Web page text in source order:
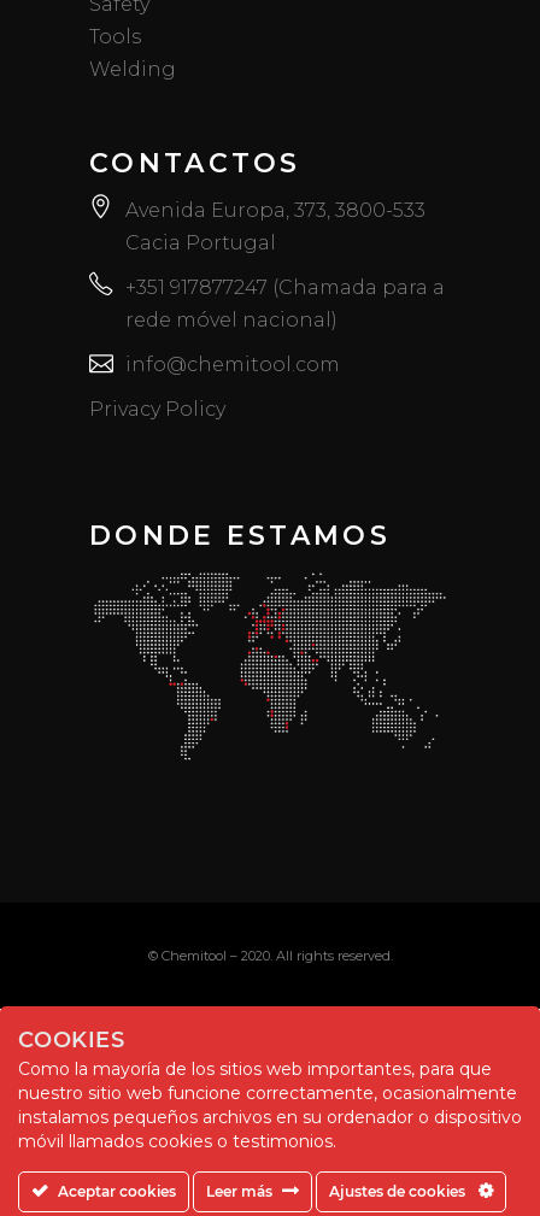
Tools
Welding
CONTACTOS
Avenida Europa, 373, 3800-533
Cacia Portugal
+351 917877247 (Chamada para a
rede móvel nacional)
info@chemitool.com
Privacy Policy
DONDE ESTAMOS
© Chemitool – 2020. All rights reserved.
COOKIES
Como la mayoría de los sitios web importantes, para que
nuestro sitio web funcione correctamente, ocasionalmente
instalamos pequeños archivos en su ordenador o dispositivo
móvil llamados cookies o testimonios.
Aceptar cookies Leer más Ajustes de cookies